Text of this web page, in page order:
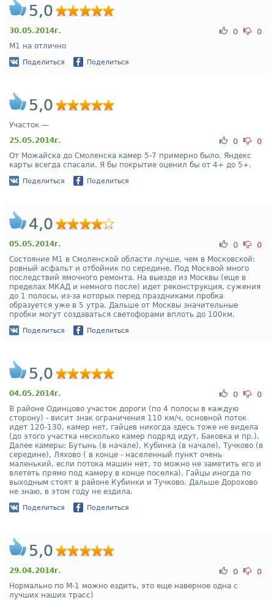
5,0
30.05.2014г. 0 0
М1 на отлично
Поделиться Поделиться
5,0
Участок —
25.05.2014г.
0 0
От Можайска до Смоленска камер 5-7 примерно было. Яндекс
карты всегда спасали. Я бы покрытие оценил бы от 4+ до 5+.
Поделиться Поделиться
4,0
05.05.2014г. 0 0
Состояние М1 в Смоленской области лучше, чем в Московской:
ровный асфальт и отбойник по середине. Под Москвой много
последствий ямочного ремонта. На выезде из Москвы (еще в
пределах МКАД и немного после) идет реконструкция, сужения
до 1 полосы, из-за которых перед праздниками пробка
образуется уже в 5 утра. Дальше от Москвы значительные
пробки могут создаваться светофорами вплоть до 100км.
Поделиться Поделиться
5,0
04.05.2014г. 0 0
В районе Одинцово участок дороги (по 4 полосы в каждую
сторону) - висит знак ограничения 110 км/ч, основной поток
идет 120-130, камер нет, гайцев никогда здесь тоже не видела
(до этого участка несколько камер подряд идут, Баковка и пр.).
Далее камеры: Бутынь (в начале), Кубинка (в начале), Тучково (в
середине), Ляхово ( в конце - населенный пункт очень
маленький, если потока машин нет, то можно не заметить его и
влететь прямо под камеру в конце поселка). Гайцы иногда по
выходным стоят в районе Кубинки и Тучково. Дальше Дорохово
не знаю, в этом году не ездила.
Поделиться Поделиться
5,0
29.04.2014г. 0 0
Нормально по М-1 можно ездить, это еще наверное одна с
лучших наших трасс)